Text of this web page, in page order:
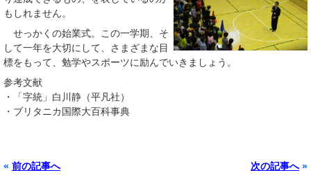
もしれません。
せっかくの始業式。この一学期、そ
して一年を大切にして、さまざまな目
標をもって、勉学やスポーツに励んでいきましょう。
参考文献
・「字統」白川静（平凡社）
・ブリタニカ国際大百科事典
« 前の記事へ 次の記事へ»